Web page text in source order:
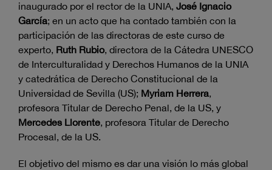
inaugurado por el rector de la UNIA, José Ignacio
García; en un acto que ha contado también con la
participación de las directoras de este curso de
experto, Ruth Rubio, directora de la Cátedra UNESCO
de Interculturalidad y Derechos Humanos de la UNIA
y catedrática de Derecho Constitucional de la
Universidad de Sevilla (US); Myriam Herrera,
profesora Titular de Derecho Penal, de la US, y
Mercedes Llorente, profesora Titular de Derecho
Procesal, de la US.
El objetivo del mismo es dar una visión lo más global